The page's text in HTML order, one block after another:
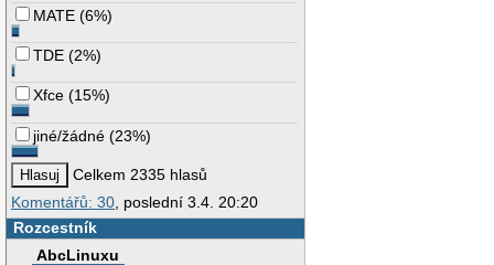
MATE (6%)
TDE (2%)
Xfce (15%)
jiné/žádné (23%)
Celkem 2335 hlasů
Komentářů: 30, poslední 3.4. 20:20
Rozcestník
AbcLinuxu